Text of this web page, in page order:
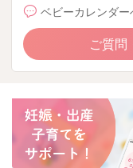
ベビーカレンダ
ご質問